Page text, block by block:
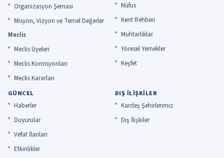
Organizasyon Şeması
Misyon, Vizyon ve Temel Değerler
Meclis
Meclis Üyeleri
Meclis Komisyonları
Meclis Kararları
Nüfus
Kent Rehberi
Muhtarlıklar
Yöresel Yemekler
Keşfet
GÜNCEL
Haberler
Duyurular
Vefat İlanları
Etkinlikler
DIŞ İLIŞKILER
Kardeş Şehirlerimiz
Dış İlişkiler